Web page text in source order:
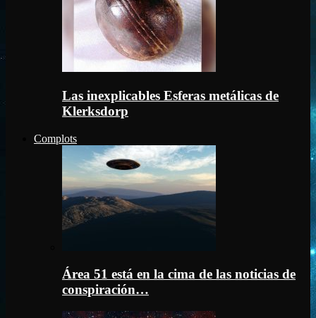
Las inexplicables Esferas metálicas de
Klerksdorp
Complots
Área 51 está en la cima de las noticias de
conspiración…